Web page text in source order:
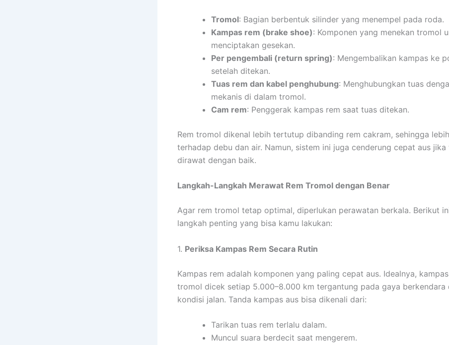
Tromol: Bagian berbentuk silinder yang menempel pada roda.
Kampas rem (brake shoe): Komponen yang menekan tromol
menciptakan gesekan.
Per pengembali (return spring): Mengembalikan kampas ke
setelah ditekan.
Tuas rem dan kabel penghubung: Menghubungkan tuas
mekanis di dalam tromol.
Cam rem: Penggerak kampas rem saat tuas ditekan.
Rem tromol dikenal lebih tertutup dibanding rem cakram, sehingga
terhadap debu dan air. Namun, sistem ini juga cenderung cepat aus jika
dirawat dengan baik.
Langkah-Langkah Merawat Rem Tromol dengan Benar
Agar rem tromol tetap optimal, diperlukan perawatan berkala. Berikut
langkah penting yang bisa kamu lakukan:
1. Periksa Kampas Rem Secara Rutin
Kampas rem adalah komponen yang paling cepat aus. Idealnya,
tromol dicek setiap 5.000–8.000 km tergantung pada gaya berkendara
kondisi jalan. Tanda kampas aus bisa dikenali dari:
Tarikan tuas rem terlalu dalam.
Muncul suara berdecit saat mengerem.